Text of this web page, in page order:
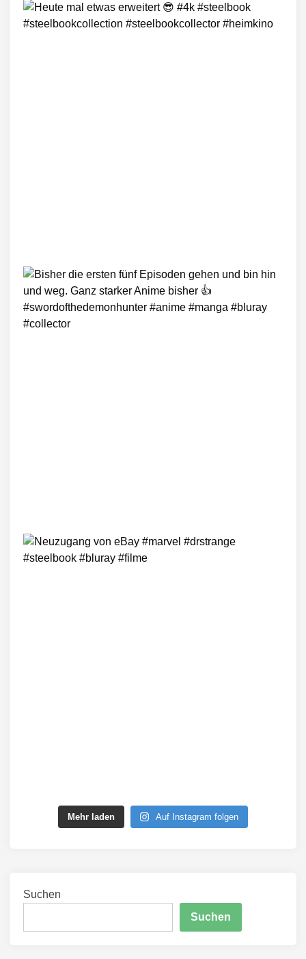
Mehr laden Auf Instagram folgen
Suchen
Suchen